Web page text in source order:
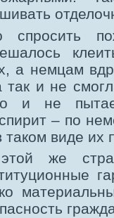
спросить
а немцам
так и не
и не
– по
таком виде их
же